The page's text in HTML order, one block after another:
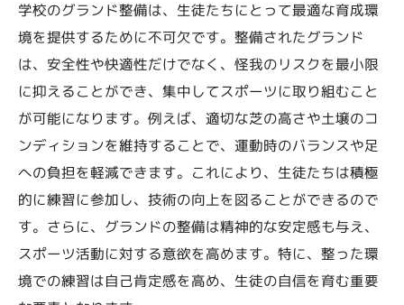
学校のグランド整備は、生徒たちにとって最適な育成環
境を提供するために不可欠です。整備されたグランド
は、安全性や快適性だけでなく、怪我のリスクを最小限
に抑えることができ、集中してスポーツに取り組むこと
が可能になります。例えば、適切な芝の高さや土壌のコ
ンディションを維持することで、運動時のバランスや足
への負担を軽減できます。これにより、生徒たちは積極
的に練習に参加し、技術の向上を図ることができるので
す。さらに、グランドの整備は精神的な安定感も与え、
スポーツ活動に対する意欲を高めます。特に、整った環
境での練習は自己肯定感を高め、生徒の自信を育む重要